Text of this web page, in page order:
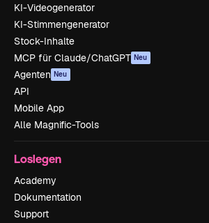
KI-Videogenerator
KI-Stimmengenerator
Stock-Inhalte
MCP für Claude/ChatGPT Neu
Agenten Neu
API
Mobile App
Alle Magnific-Tools
Loslegen
Academy
Dokumentation
Support